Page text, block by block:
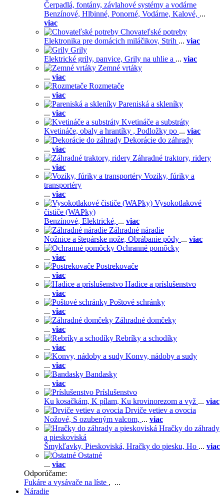
Čerpadlá, fontány, závlahové systémy a vodárne
Benzínové, Hlbinné, Ponorné, Vodárne, Kalové, ...
viac
Chovateľské potreby
Elektronika pre domácich miláčikov, Strih ... viac
Grily
Elektrické grily, panvice, Grily na uhlie a ... viac
Zemné vrtáky
... viac
Rozmetače
... viac
Pareniská a skleníky
... viac
Kvetináče a substráty
Kvetináče, obaly a hrantíky , Podložky po ... viac
Dekorácie do záhrady
... viac
Záhradné traktory, ridery
... viac
Voziky, fúriky a
transportéry
... viac
Vysokotlakové
čističe (WAPky)
Benzínové, Elektrické, ... viac
Záhradné náradie
Nožnice a štepárske nože, Obrábanie pôdy ... viac
Ochranné pomôcky
... viac
Postrekovače
... viac
Hadice a príslušenstvo
... viac
Poštové schránky
... viac
Záhradné domčeky
... viac
Rebríky a schodíky
... viac
Konvy, nádoby a sudy
... viac
Bandasky
... viac
Príslušenstvo
Ku kosačkám, K pílam, Ku krovinorezom a vyž ... viac
Drviče vetiev a ovocia
Nožové, S ozubeným valcom, ... viac
Hračky do záhrady
a pieskoviská
Šmykľavky, Pieskoviská, Hračky do piesku, Ho ... viac
Ostatné
... viac
Odporúčame:
Fukáre a vysávače na líste , ...
Náradie